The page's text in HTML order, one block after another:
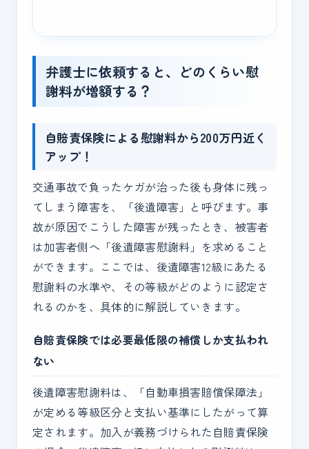
弁護士に依頼すると、どのくらい慰
謝料が増額する？
自賠責保険による慰謝料から200万円近く
アップ！
交通事故で負ったケガが治った後も身体に残っ
てしまう障害を、「後遺障害」と呼びます。事
故が原因でこうした障害が残ったとき、被害者
は加害者側へ「後遺障害慰謝料」を求めること
ができます。ここでは、後遺障害12級にあたる
慰謝料の水準や、その等級がどのように認定さ
れるのかを、具体的に解説していきます。
自賠責保険では必要最低限の補償しか支払われ
ない
後遺障害慰謝料は、「自動車損害賠償保障法」
が定める等級区分と支払い基準にしたがって算
定されます。加入が義務づけられた自賠責保険